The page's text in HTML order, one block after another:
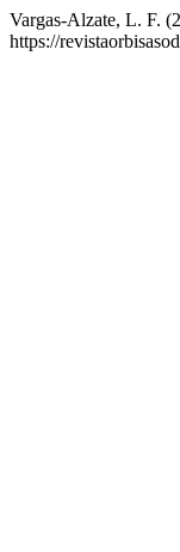
Vargas-Alzate, L. F.
https://